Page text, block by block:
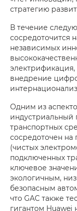
стратегию
В течение
сосредоточится
независимых
электрификация,
внедрение
Одним из
индустриальный
транспортных
сосредоточен
(чистых
подключенных
ключевое
экологичным,
безопасным
что GAC также
гигантом Huawei